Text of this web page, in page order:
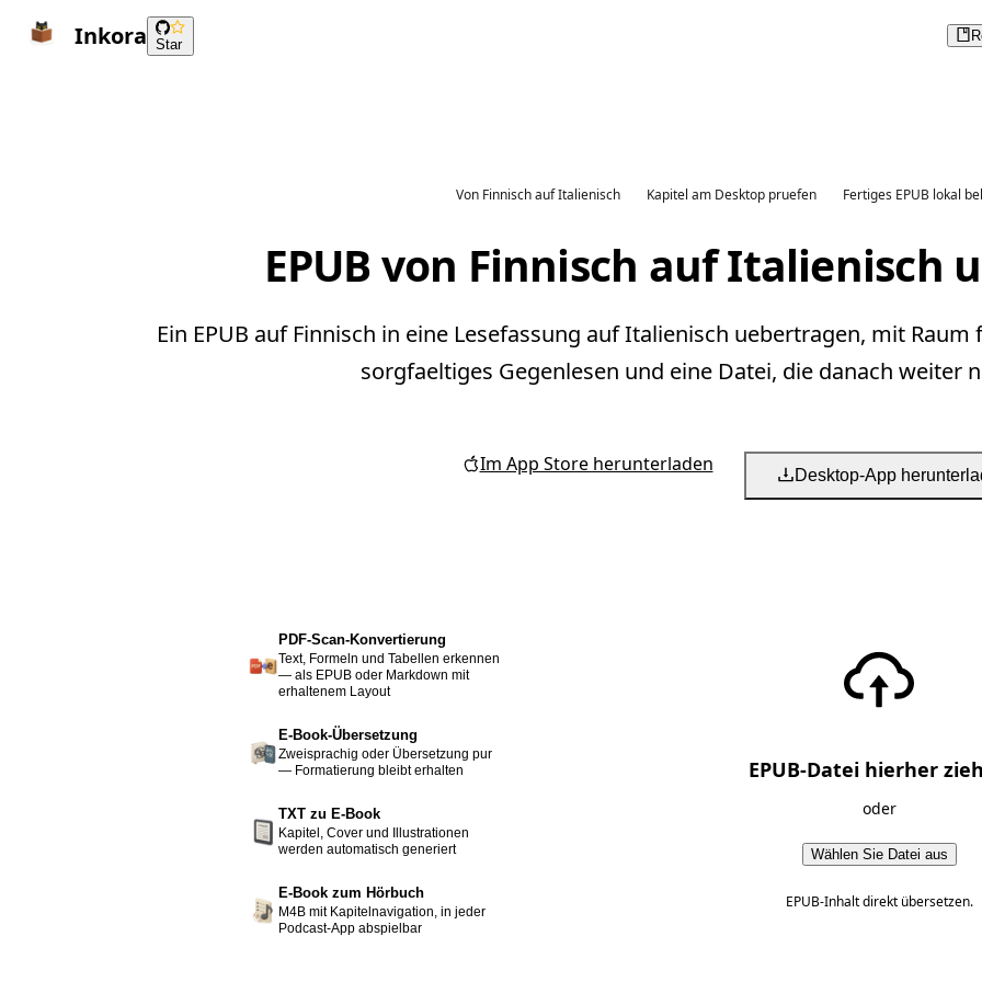
Inkora Star
Von Finnisch auf Italienisch Kapitel am Desktop pruefen Fertiges EPUB lokal
EPUB von Finnisch auf Italienisch
Ein EPUB auf Finnisch in eine Lesefassung auf Italienisch uebertragen, mit
sorgfaeltiges Gegenlesen und eine Datei, die danach weiter
Im App Store herunterladen Desktop-App
PDF-Scan-Konvertierung
Text, Formeln und Tabellen erkennen
— als EPUB oder Markdown mit
erhaltenem Layout
E-Book-Übersetzung
Zweisprachig oder Übersetzung pur
— Formatierung bleibt erhalten
TXT zu E-Book
Kapitel, Cover und Illustrationen
werden automatisch generiert
E-Book zum Hörbuch
M4B mit Kapitelnavigation, in jeder
Podcast-App abspielbar
EPUB-Datei hierher
oder
Wählen Sie Datei aus
EPUB-Inhalt direkt übersetzen.